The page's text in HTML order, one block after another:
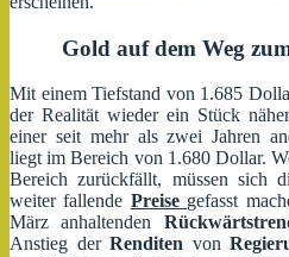
Gold auf dem Weg
Mit einem Tiefstand von 1.685
der Realität wieder ein Stück
einer seit mehr als zwei Jahren
liegt im Bereich von 1.680 Dollar.
Bereich zurückfällt, müssen sich
weiter fallende Preise gefasst
März anhaltenden
Anstieg der Renditen von